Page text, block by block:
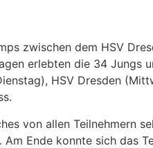
zwischen dem HSV
erlebten die 34 Jungs
HSV Dresden
von allen Teilnehmern
Ende konnte sich das